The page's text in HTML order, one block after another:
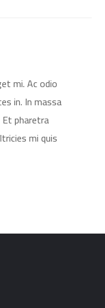
mi. Ac odio
in. In massa
pharetra
mi quis